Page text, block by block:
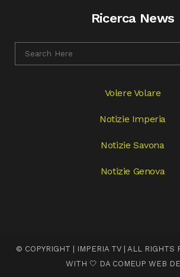
Ricerca News
Volere Volare
Notizie Imperia
Notizie Savona
Notizie Genova
© COPYRIGHT | IMPERIA TV | ALL RIGHTS
WITH 🤍 DA COMEUP WEB